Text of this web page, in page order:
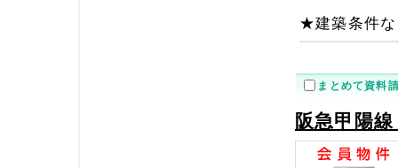
★建築条件
まとめて資料
阪急甲陽